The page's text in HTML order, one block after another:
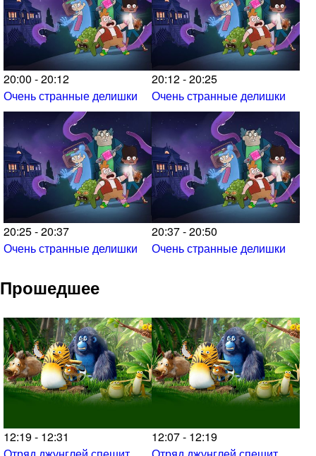
20:00 - 20:12
Очень странные делишки
20:12 - 20:25
Очень странные делишки
20:25 - 20:37
Очень странные делишки
20:37 - 20:50
Очень странные делишки
Прошедшее
12:19 - 12:31
12:07 - 12:19